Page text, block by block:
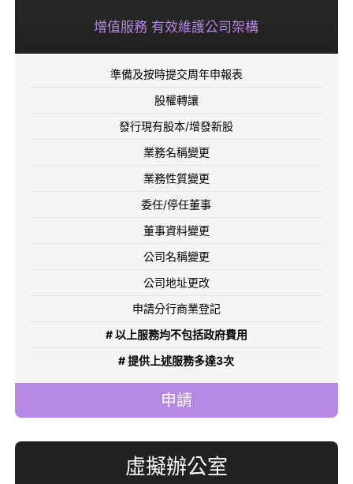
增值服務 有效維護公司架構
準備及按時提交周年申報表
股權轉讓
發行現有股本/增發新股
業務名稱變更
業務性質變更
委任/停任董事
董事資料變更
公司名稱變更
公司地址更改
申請分行商業登記
# 以上服務均不包括政府費用
# 提供上述服務多達3次
申請
虛擬辦公室